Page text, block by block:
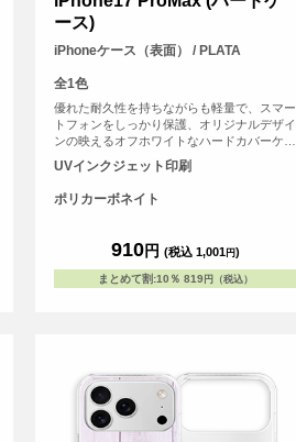
ース)
iPhoneケース（表面） / PLATA
全1色
優れた耐久性を持ちながらも軽量で、スマー
トフォンをしっかり保護、オリジナルデザイ
ンの映えるオフホワイトなハードカバーケー
スです。
UVインクジェット印刷
ポリカーボネイト
910円 (税込 1,001 円)
まとめて割:10％ 819 円（税込）